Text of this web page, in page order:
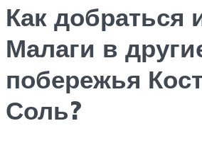
Как добраться
Малаги в
побережья
Соль?